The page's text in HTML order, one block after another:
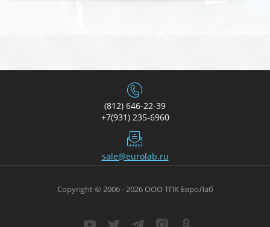
(812) 646-22-39
+7(931) 235-6960
sale@eurolab.ru
Copyright © 2006 - 2026 ООО ТПК ЕвроЛаб